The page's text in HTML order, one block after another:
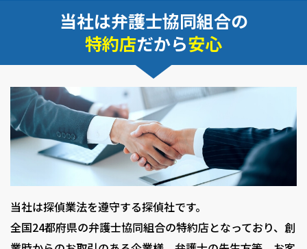
当社は弁護士協同組合の
特約店だから安心
当社は探偵業法を遵守する探偵社です。
全国24都府県の弁護士協同組合の特約店となっており、創